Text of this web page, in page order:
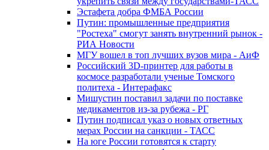
Эстафета добра ФМБА России
Путин: промышленные предприятия
"Ростеха" смогут занять внутренний рынок -
РИА Новости
МГУ вошел в топ лучших вузов мира - АиФ
Российский 3D-принтер для работы в
космосе разработали ученые Томского
политеха - Интерафакс
Мишустин поставил задачи по поставке
медикаментов из-за рубежа - РГ
Путин подписал указ о новых ответных
мерах России на санкции - ТАСС
На юге России готовятся к старту